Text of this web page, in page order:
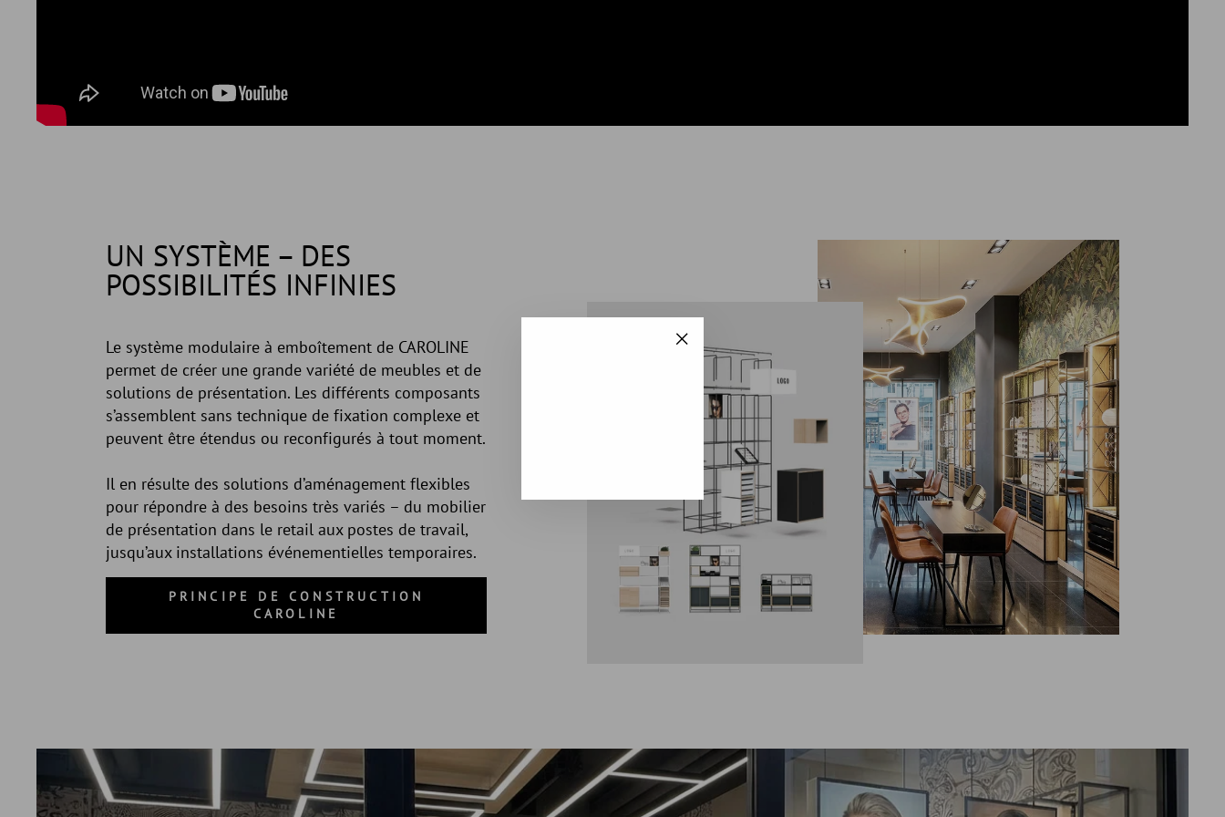
"Fermer
(Esc)"
UN SYSTÈME – DES
POSSIBILITÉS INFINIES
Le système modulaire à emboîtement de CAROLINE
permet de créer une grande variété de meubles et de
solutions de présentation. Les différents composants
s’assemblent sans technique de fixation complexe et
peuvent être étendus ou reconfigurés à tout moment.
Il en résulte des solutions d’aménagement flexibles
pour répondre à des besoins très variés – du mobilier
de présentation dans le retail aux postes de travail,
jusqu’aux installations événementielles temporaires.
PRINCIPE DE CONSTRUCTION
CAROLINE